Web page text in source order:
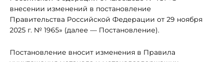
внесении изменений в постановление
Правительства Российской Федерации от 29 ноября
2025 г. № 1965» (далее — Постановление).
Постановление вносит изменения в Правила